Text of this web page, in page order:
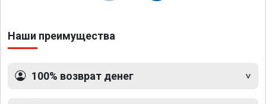
Наши преимущества
100% возврат денег